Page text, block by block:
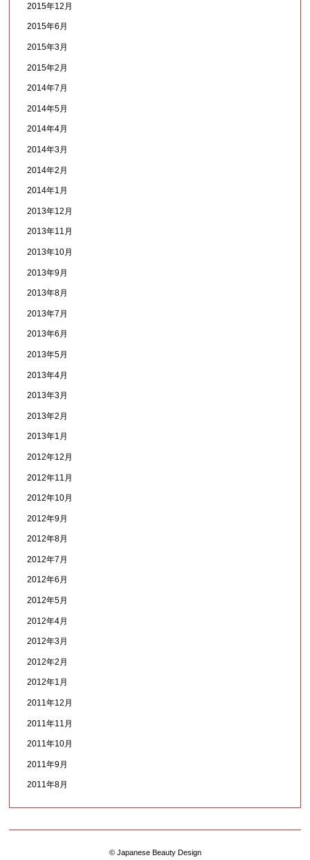
2015年12月
2015年6月
2015年3月
2015年2月
2014年7月
2014年5月
2014年4月
2014年3月
2014年2月
2014年1月
2013年12月
2013年11月
2013年10月
2013年9月
2013年8月
2013年7月
2013年6月
2013年5月
2013年4月
2013年3月
2013年2月
2013年1月
2012年12月
2012年11月
2012年10月
2012年9月
2012年8月
2012年7月
2012年6月
2012年5月
2012年4月
2012年3月
2012年2月
2012年1月
2011年12月
2011年11月
2011年10月
2011年9月
2011年8月
© Japanese Beauty Design